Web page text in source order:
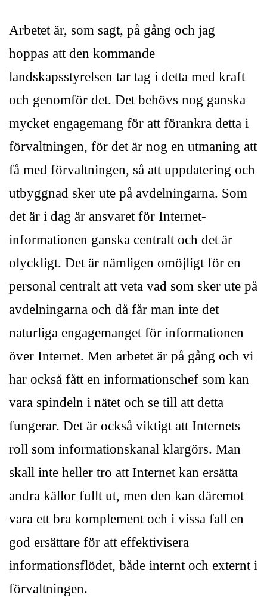
Arbetet är, som sagt, på gång och jag
hoppas att den kommande
landskapsstyrelsen tar tag i detta med kraft
och genomför det. Det behövs nog ganska
mycket engagemang för att förankra detta i
förvaltningen, för det är nog en utmaning att
få med förvaltningen, så att uppdatering och
utbyggnad sker ute på avdelningarna. Som
det är i dag är ansvaret för Internet-
informationen ganska centralt och det är
olyckligt. Det är nämligen omöjligt för en
personal centralt att veta vad som sker ute på
avdelningarna och då får man inte det
naturliga engagemanget för informationen
över Internet. Men arbetet är på gång och vi
har också fått en informationschef som kan
vara spindeln i nätet och se till att detta
fungerar. Det är också viktigt att Internets
roll som informationskanal klargörs. Man
skall inte heller tro att Internet kan ersätta
andra källor fullt ut, men den kan däremot
vara ett bra komplement och i vissa fall en
god ersättare för att effektivisera
informationsflödet, både internt och externt i
förvaltningen.